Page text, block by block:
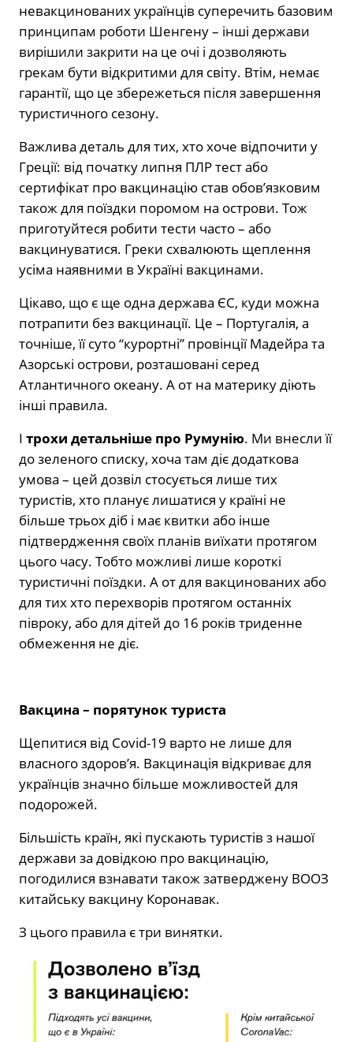
невакцинованих українців суперечить базовим
принципам роботи Шенгену – інші держави
вирішили закрити на це очі і дозволяють
грекам бути відкритими для світу. Втім, немає
гарантії, що це збережеться після завершення
туристичного сезону.
Важлива деталь для тих, хто хоче відпочити у
Греції: від початку липня ПЛР тест або
сертифікат про вакцинацію став обов’язковим
також для поїздки поромом на острови. Тож
приготуйтеся робити тести часто – або
вакцинуватися. Греки схвалюють щеплення
усіма наявними в Україні вакцинами.
Цікаво, що є ще одна держава ЄС, куди можна
потрапити без вакцинації. Це – Португалія, а
точніше, її суто “курортні” провінції Мадейра та
Азорські острови, розташовані серед
Атлантичного океану. А от на материку діють
інші правила.
І трохи детальніше про Румунію. Ми внесли її
до зеленого списку, хоча там діє додаткова
умова – цей дозвіл стосується лише тих
туристів, хто планує лишатися у країні не
більше трьох діб і має квитки або інше
підтвердження своїх планів виїхати протягом
цього часу. Тобто можливі лише короткі
туристичні поїздки. А от для вакцинованих або
для тих хто перехворів протягом останніх
півроку, або для дітей до 16 років триденне
обмеження не діє.
Вакцина – порятунок туриста
Щепитися від Covid-19 варто не лише для
власного здоров’я. Вакцинація відкриває для
українців значно більше можливостей для
подорожей.
Більшість країн, які пускають туристів з нашої
держави за довідкою про вакцинацію,
погодилися взнавати також затверджену ВООЗ
китайську вакцину Коронавак.
З цього правила є три винятки.